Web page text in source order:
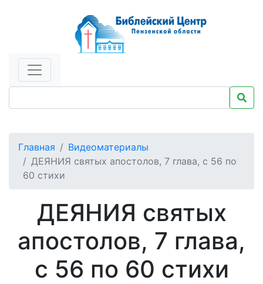
Главная
Видеоматериалы
ДЕЯНИЯ святых апостолов, 7 глава, с 56 по
60 стихи
ДЕЯНИЯ святых
апостолов, 7 глава,
с 56 по 60 стихи